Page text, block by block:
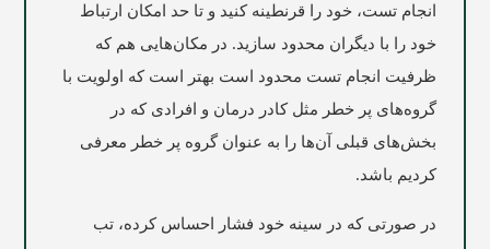
انجام تست، خود را قرنطینه کنید و تا حد امکان ارتباط
خود را با دیگران محدود سازید. در مکان‌هایی هم که
ظرفیت انجام تست محدود است بهتر است که اولویت با
گروه‌های پر خطر مثل کادر درمان و افرادی که در
بخش‌های قبلی آن‌ها را به عنوان گروه پر خطر معرفی
کردیم باشد.
در صورتی که در سینه خود فشار احساس کرده، تب